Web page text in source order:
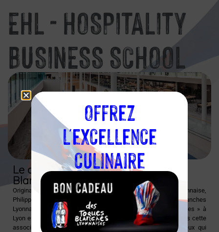
Le chef et l’association des Toques
Blanches Lyonnaises
Originaire de Belleville en Beaujolais, berceau de la cuisine lyonnaise,
Philippe Gobet est fier de rejoindre l’Association des Toques Blanches
Lyonnaises. Co-fondateur du restaurant « Les Enfants Terribles » à
Lyon en 1982 et ami de nombreux chefs lyonnais, il trouve dans cette
association une source d’inspiration et de partage avec ceux qui
EHL - HOSPITALITY
BUSINESS SCHOOL
Offrez
l'excellence
culinaire